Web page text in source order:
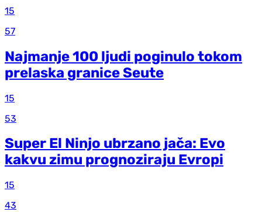
15
57
Najmanje 100 ljudi poginulo tokom
prelaska granice Seute
15
53
Super El Ninjo ubrzano jača: Evo
kakvu zimu prognoziraju Evropi
15
43